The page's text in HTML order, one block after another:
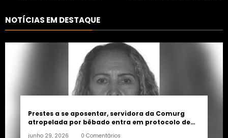
NOTÍCIAS EM DESTAQUE
Prestes a se aposentar, servidora da Comurg
atropelada por bêbado entra em protocolo de
junho 29, 2026 0 Comentários